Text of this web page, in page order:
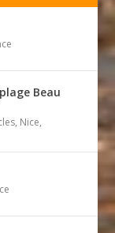
Beau
, Nice,